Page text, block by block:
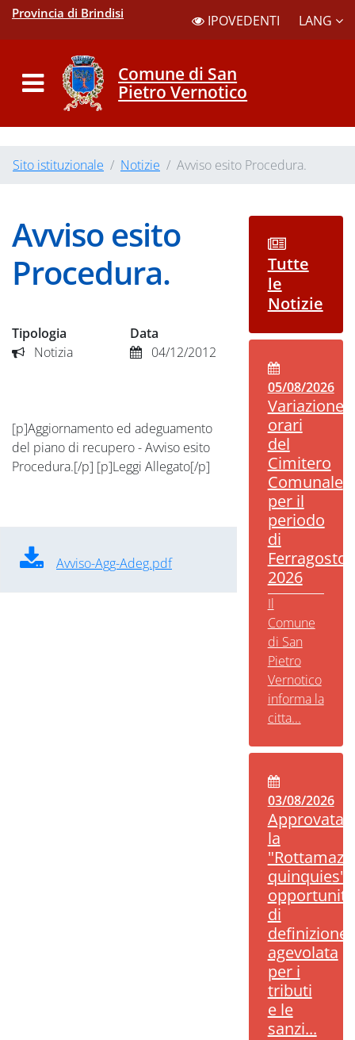
Provincia di Brindisi IPOVEDENTI LANG
Comune di San
Pietro Vernotico
Sito istituzionale Notizie Avviso esito Procedura.
Avviso esito
Procedura.
Tipologia
Notizia
Data
04/12/2012
[p]Aggiornamento ed adeguamento
del piano di recupero - Avviso esito
Procedura.[/p] [p]Leggi Allegato[/p]
Avviso-Agg-Adeg.pdf
Tutte
le
Notizie
05/08/2026
Variazione
orari
del
Cimitero
Comunale
per il
periodo
di
Ferragosto
2026
Il
Comune
di San
Pietro
Vernotico
informa la
citta...
03/08/2026
Approvata
la
quinquies":
opportunità
di
definizione
agevolata
per i
tributi
e le
sanzi...